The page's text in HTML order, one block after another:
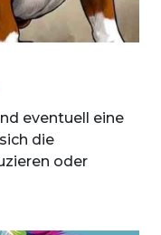
eventuell eine
die
oder